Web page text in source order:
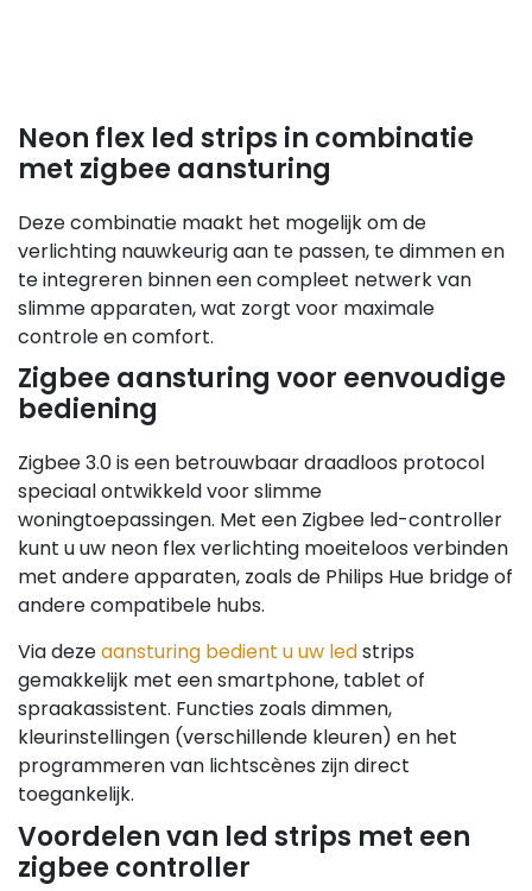
Neon flex led strips in combinatie
met zigbee aansturing
Deze combinatie maakt het mogelijk om de
verlichting nauwkeurig aan te passen, te dimmen en
te integreren binnen een compleet netwerk van
slimme apparaten, wat zorgt voor maximale
controle en comfort.
Zigbee aansturing voor eenvoudige
bediening
Zigbee 3.0 is een betrouwbaar draadloos protocol
speciaal ontwikkeld voor slimme
woningtoepassingen. Met een Zigbee led-controller
kunt u uw neon flex verlichting moeiteloos verbinden
met andere apparaten, zoals de Philips Hue bridge of
andere compatibele hubs.
Via dezeaansturing bedient u uw ledstrips
gemakkelijk met een smartphone, tablet of
spraakassistent. Functies zoals dimmen,
kleurinstellingen (verschillende kleuren) en het
programmeren van lichtscènes zijn direct
toegankelijk.
Voordelen van led strips met een
zigbee controller